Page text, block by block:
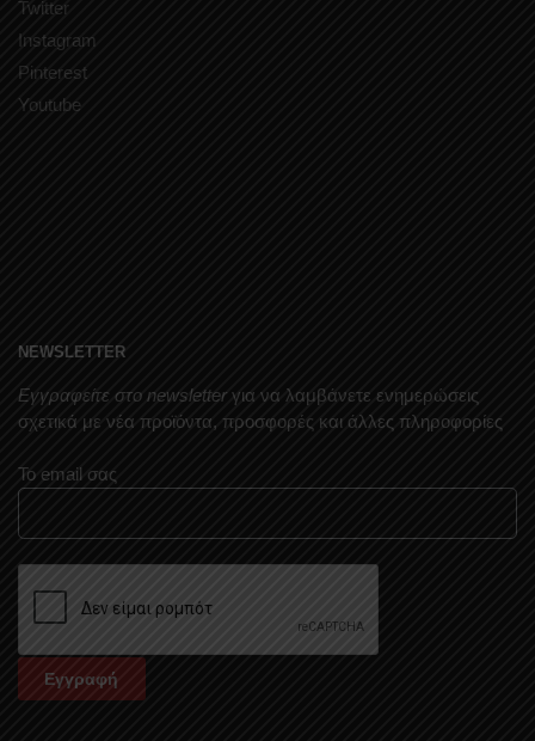
Twitter
Instagram
Pinterest
Youtube
NEWSLETTER
Εγγραφείτε στο newsletterγια να λαμβάνετε ενημερώσεις
σχετικά με νέα προϊόντα, προσφορές και άλλες πληροφορίες
Το email σας